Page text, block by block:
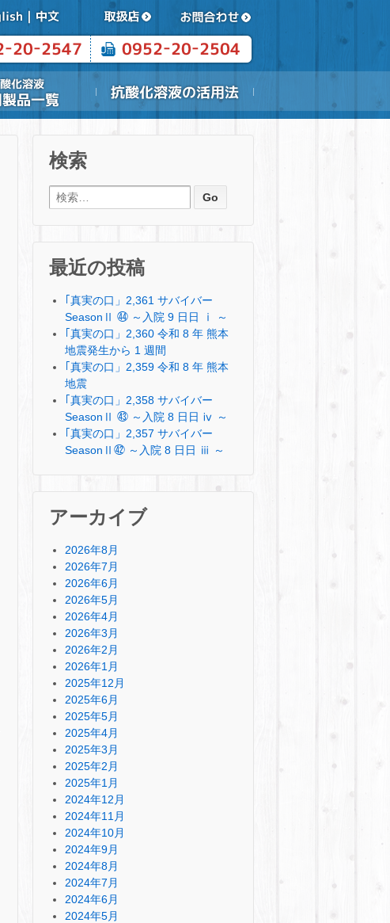
検索
検索:
最近の投稿
｢真実の口」2,361 サバイバー
SeasonⅡ ㊹ ～入院 9 日日 ⅰ ～
｢真実の口」2,360 令和 8 年 熊本
地震発生から 1 週間
｢真実の口」2,359 令和 8 年 熊本
地震
｢真実の口」2,358 サバイバー
SeasonⅡ ㊸ ～入院 8 日日 ⅳ ～
｢真実の口」2,357 サバイバー
SeasonⅡ㊷ ～入院 8 日日 ⅲ ～
アーカイブ
2026年8月
2026年7月
2026年6月
2026年5月
2026年4月
2026年3月
2026年2月
2026年1月
2025年12月
2025年6月
2025年5月
2025年4月
2025年3月
2025年2月
2025年1月
2024年12月
2024年11月
2024年10月
2024年9月
2024年8月
2024年7月
2024年6月
2024年5月